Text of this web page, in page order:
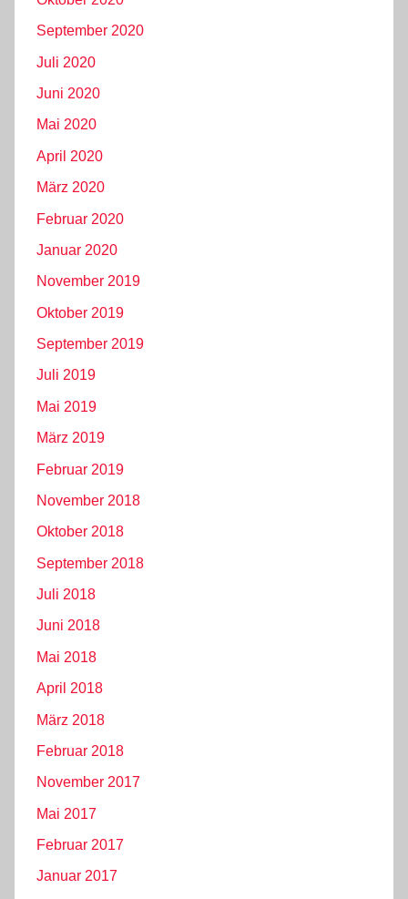
September 2020
Juli 2020
Juni 2020
Mai 2020
April 2020
März 2020
Februar 2020
Januar 2020
November 2019
Oktober 2019
September 2019
Juli 2019
Mai 2019
März 2019
Februar 2019
November 2018
Oktober 2018
September 2018
Juli 2018
Juni 2018
Mai 2018
April 2018
März 2018
Februar 2018
November 2017
Mai 2017
Februar 2017
Januar 2017